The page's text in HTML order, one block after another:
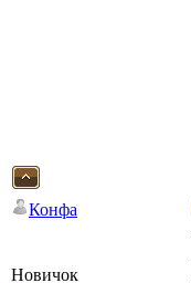
Конфа
Новичок